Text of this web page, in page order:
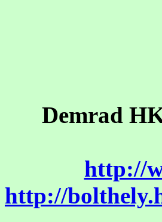
Demrad
http://
http://